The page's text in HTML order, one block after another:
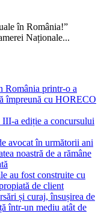
în România!”
Naționale...
România printr-o a
împreună cu HORECO
a ediție a concursului
avocat în următorii ani
noastră de a rămâne
au fost construite cu
de client
și curaj, însușirea de
într-un mediu atât de